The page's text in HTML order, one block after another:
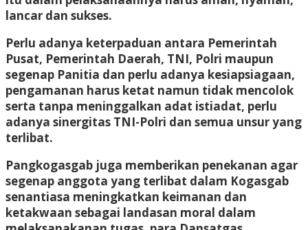
lancar dan sukses.
Perlu adanya keterpaduan antara Pemerintah
Pusat, Pemerintah Daerah, TNI, Polri maupun
segenap Panitia dan perlu adanya kesiapsiagaan,
pengamanan harus ketat namun tidak mencolok
serta tanpa meninggalkan adat istiadat, perlu
adanya sinergitas TNI-Polri dan semua unsur yang
terlibat.
Pangkogasgab juga memberikan penekanan agar
segenap anggota yang terlibat dalam Kogasgab
senantiasa meningkatkan keimanan dan
ketakwaan sebagai landasan moral dalam